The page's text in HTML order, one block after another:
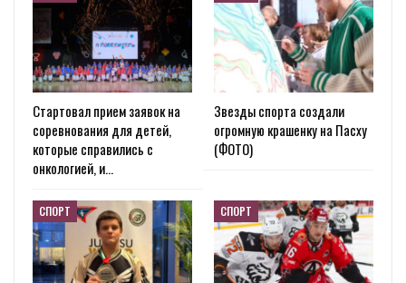
Стартовал прием заявок на
соревнования для детей,
которые справились с
онкологией, и…
Звезды спорта создали
огромную крашенку на Пасху
(ФОТО)
СПОРТ СПОРТ